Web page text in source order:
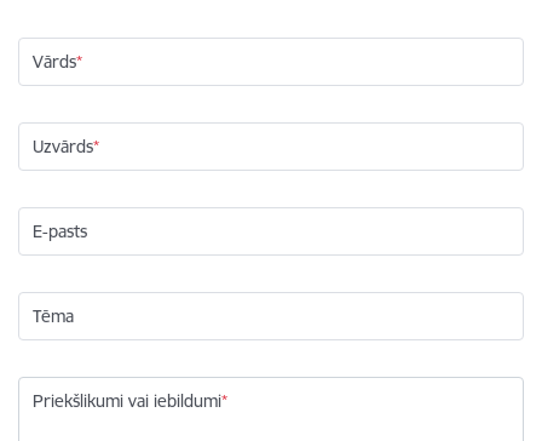
Vārds
Uzvārds
E-pasts
Tēma
Priekšlikumi vai iebildumi